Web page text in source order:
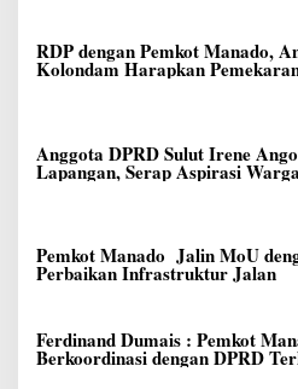
RDP dengan Pemkot Manado,
Kolondam Harapkan
Meningkatkan Pelayanan
Anggota DPRD Sulut Irene
Lapangan, Serap Aspirasi
Pemkot Manado Jalin MoU
Perbaikan Infrastruktur Jalan
Ferdinand Dumais : Pemkot
Berkoordinasi dengan DPRD